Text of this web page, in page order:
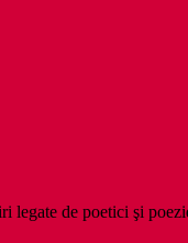
legate de poetici şi